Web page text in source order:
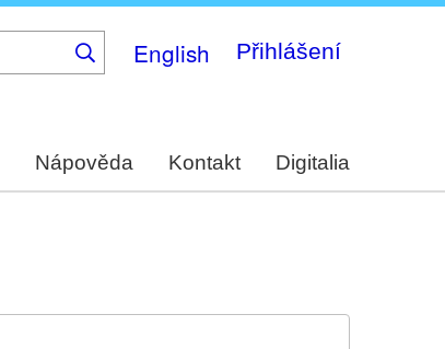
English Přihlášení
Nápověda Kontakt Digitalia